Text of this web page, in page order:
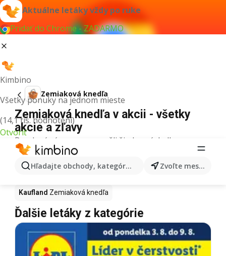
Aktuálne letáky vždy po ruke
Pridať do Chrome - ZADARMO
Kimbino
Všetky ponuky na jednom mieste
(14,1 tis. hodnotení)
Otvoriť
Hľadajte obchody, kategórie, produkty... Zvoľte mesto
Zemiaková knedľa
Zemiaková knedľa v akcii - všetky
akcie a zľavy
Pre daný výraz sme nenašli žiadne výsledky.
Zemiaková knedľa v akcii - Kde kúpiť?
Tesco Zemiaková knedľa Lidl Zemiaková knedľa
Kaufland Zemiaková knedľa
Ďalšie letáky z kategórie